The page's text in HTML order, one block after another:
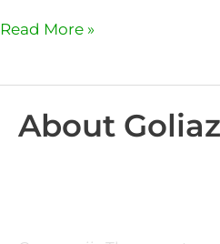
Read More »
About Goliaz